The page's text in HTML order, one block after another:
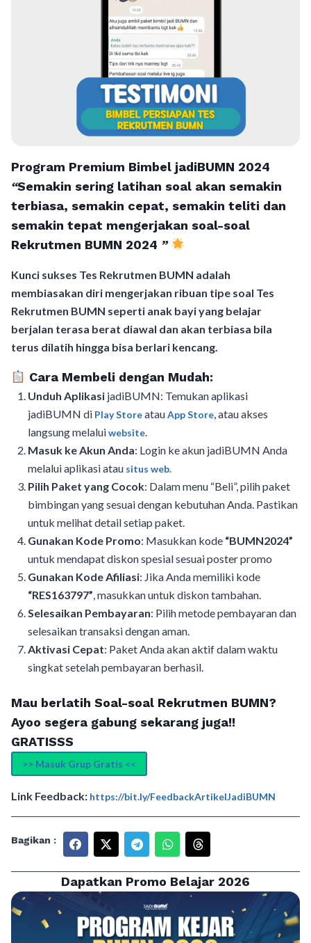
Program Premium Bimbel jadiBUMN 2024
“Semakin sering latihan soal akan semakin
terbiasa, semakin cepat, semakin teliti dan
semakin tepat mengerjakan soal-soal
Rekrutmen BUMN 2024 ”
Kunci sukses Tes Rekrutmen BUMN adalah
membiasakan diri mengerjakan ribuan tipe soal Tes
Rekrutmen BUMN seperti anak bayi yang belajar
berjalan terasa berat diawal dan akan terbiasa bila
terus dilatih hingga bisa berlari kencang.
Cara Membeli dengan Mudah:
Unduh Aplikasi jadiBUMN: Temukan aplikasi
jadiBUMN di Play StoreatauApp Store, atau akses
langsung melaluiwebsite.
Masuk ke Akun Anda: Login ke akun jadiBUMN Anda
melalui aplikasi atau situs web.
Pilih Paket yang Cocok: Dalam menu “Beli”, pilih paket
bimbingan yang sesuai dengan kebutuhan Anda. Pastikan
untuk melihat detail setiap paket.
Gunakan Kode Promo: Masukkan kode “BUMN2024”
untuk mendapat diskon spesial sesuai poster promo
Gunakan Kode Afiliasi: Jika Anda memiliki kode
“RES163797”, masukkan untuk diskon tambahan.
Selesaikan Pembayaran: Pilih metode pembayaran dan
selesaikan transaksi dengan aman.
Aktivasi Cepat: Paket Anda akan aktif dalam waktu
singkat setelah pembayaran berhasil.
Mau berlatih Soal-soal Rekrutmen BUMN?
Ayoo segera gabung sekarang juga!!
GRATISSS
>> Masuk Grup Gratis <<
Link Feedback: https://bit.ly/FeedbackArtikelJadiBUMN
Bagikan :
Dapatkan Promo Belajar 2026